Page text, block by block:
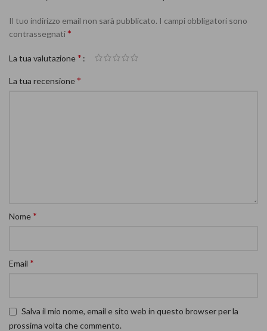
Il tuo indirizzo email non sarà pubblicato. I campi obbligatori sono
contrassegnati*
La tua valutazione*
La tua recensione*
Nome*
Email *
Salva il mio nome, email e sito web in questo browser per la
prossima volta che commento.